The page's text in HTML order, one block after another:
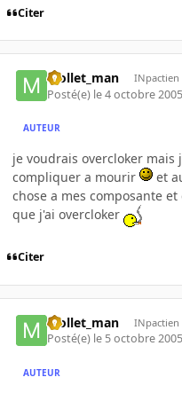
Citer
Mollet_man INpactien
Posté(e) le 4 octobre
AUTEUR
je voudrais overcloker mais
compliquer a mourir
et
chose a mes composante
que j'ai overcloker
Citer
Mollet_man INpactien
Posté(e) le 5 octobre
AUTEUR